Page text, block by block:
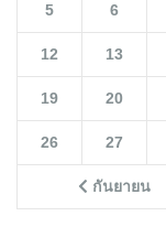
กันยายน
5 6
12 13
19 20
26 27